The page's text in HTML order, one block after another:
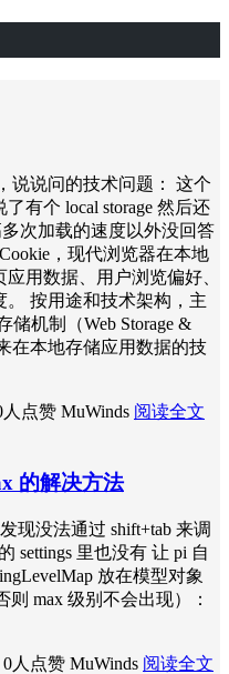
说说问的技术问题： 这个
有个 local storage 然后还
次加载的速度以外没回答
，现代浏览器在本地
用数据、用户浏览偏好、
。 按用途和技术架构，主
储机制（Web Storage &
在本地存储应用数据的技
人点赞 MuWinds 阅读全文
的解决方法
现没法通过 shift+tab 来调
settings 里也没有 让 pi 自
放在模型对象
max 级别不会出现）：
0人点赞 MuWinds 阅读全文